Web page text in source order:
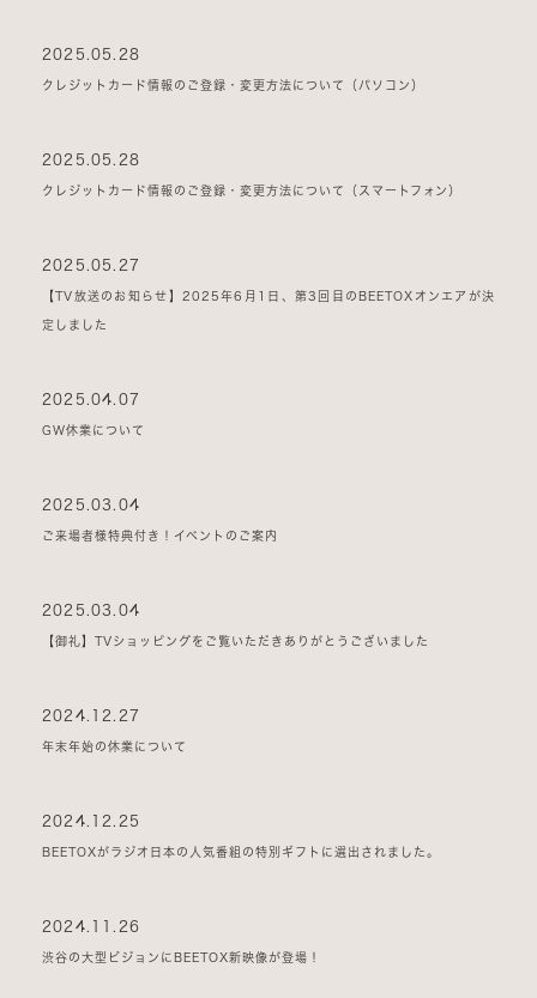
2025.05.28
クレジットカード情報のご登録・変更方法について（パソコン）
2025.05.28
クレジットカード情報のご登録・変更方法について（スマートフォン）
2025.05.27
【TV放送のお知らせ】2025年6月1日、第3回目のBEETOXオンエアが決
定しました
2025.04.07
GW休業について
2025.03.04
ご来場者様特典付き！イベントのご案内
2025.03.04
【御礼】TVショッピングをご覧いただきありがとうございました
2024.12.27
年末年始の休業について
2024.12.25
BEETOXがラジオ日本の人気番組の特別ギフトに選出されました。
2024.11.26
渋谷の大型ビジョンにBEETOX新映像が登場！